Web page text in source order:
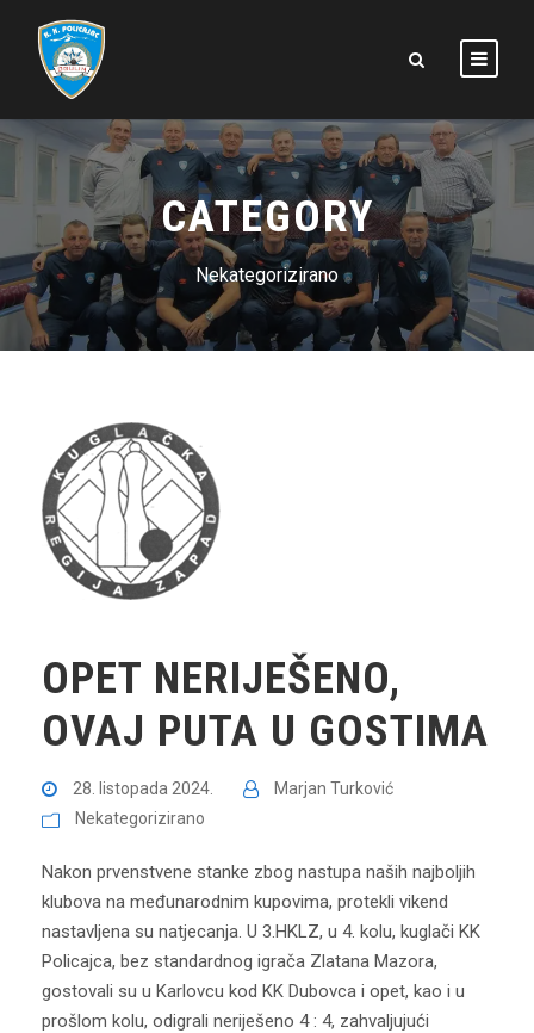
CATEGORY
Nekategorizirano
OPET NERIJEŠENO,
OVAJ PUTA U GOSTIMA
28. listopada 2024.
Marjan Turković
Nekategorizirano
Nakon prvenstvene stanke zbog nastupa naših najboljih
klubova na međunarodnim kupovima, protekli vikend
nastavljena su natjecanja. U 3.HKLZ, u 4. kolu, kuglači KK
Policajca, bez standardnog igrača Zlatana Mazora,
gostovali su u Karlovcu kod KK Dubovca i opet, kao i u
prošlom kolu, odigrali neriješeno 4 : 4, zahvaljujući